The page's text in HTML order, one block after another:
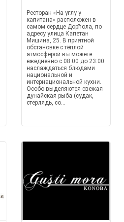
Ресторан «На углу у
капитана» расположен в
самом сердце Дорћола, по
адресу улица Капетан
Мишина, 25. В приятной
обстановке с тёплой
атмосферой вы можете
ежедневно с 08:00 до 23:00
наслаждаться блюдами
национальной и
интернациональной кухни.
Особо выделяются свежая
дунайская рыба (судак,
стерлядь, со...